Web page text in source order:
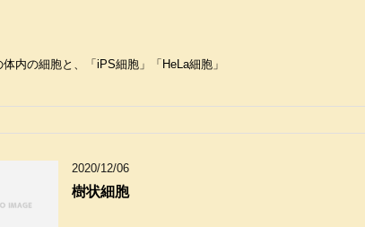
内の細胞と、「iPS細胞」「HeLa細胞」
2020/12/06
樹状細胞